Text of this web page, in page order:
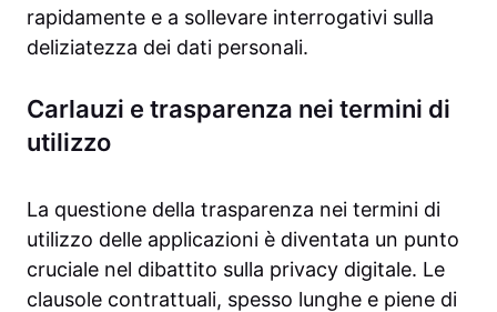
rapidamente e a sollevare interrogativi sulla
deliziatezza dei dati personali.
Carlauzi e trasparenza nei termini di
utilizzo
La questione della trasparenza nei termini di
utilizzo delle applicazioni è diventata un punto
cruciale nel dibattito sulla privacy digitale. Le
clausole contrattuali, spesso lunghe e piene di